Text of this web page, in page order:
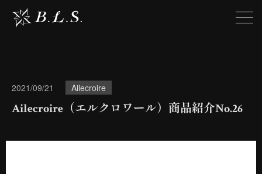
2021/09/21 Ailecroire
Ailecroire（エルクロワール）商品紹介No.26